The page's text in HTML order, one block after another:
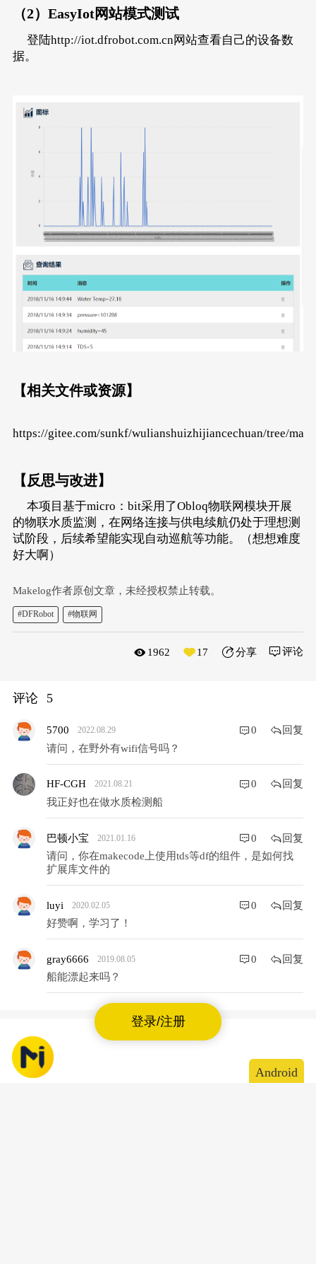
登录/注册
（2）EasyIot网站模式测试
登陆http://iot.dfrobot.com.cn网站查看自己的设备数
据。
【相关文件或资源】
https://gitee.com/sunkf/wulianshuizhijiancechuan/tree/
【反思与改进】
本项目基于micro：bit采用了Obloq物联网模块开展
的物联水质监测，在网络连接与供电续航仍处于理想测
试阶段，后续希望能实现自动巡航等功能。（想想难度
好大啊）
Makelog作者原创文章，未经授权禁止转载。
#DFRobot #物联网
1962 17 分享
评论 5
评论
5700 2022.08.29 0 回复
请问，在野外有wifi信号吗？
HF-CGH 2021.08.21 0 回复
我正好也在做水质检测船
巴顿小宝 2021.01.16 0 回复
请问，你在makecode上使用tds等df的组件，是如何找
扩展库文件的
luyi 2020.02.05 0 回复
好赞啊，学习了！
gray6666 2019.08.05 0 回复
船能漂起来吗？
Android